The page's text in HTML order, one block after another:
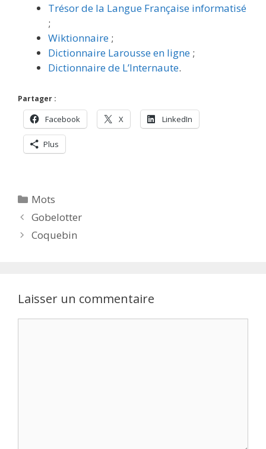
Trésor de la Langue Française informatisé
;
Wiktionnaire ;
Dictionnaire Larousse en ligne ;
Dictionnaire de L’Internaute.
Partager :
Facebook X LinkedIn
Plus
Catégories
Mots
Gobelotter
Coquebin
Laisser un commentaire